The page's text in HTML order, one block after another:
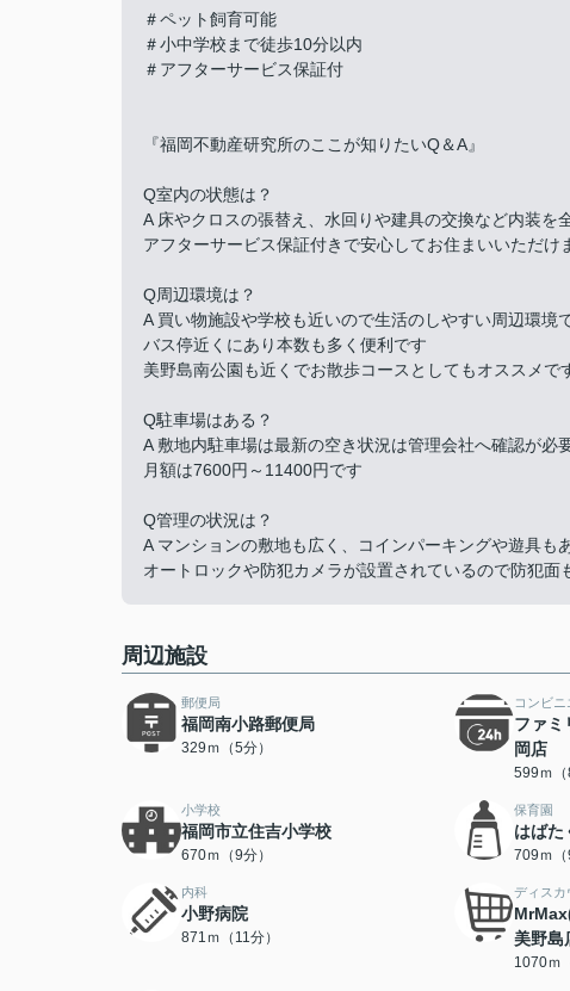
＃ペット飼育可能
＃小中学校まで徒歩10分以内
＃アフターサービス保証付
『福岡不動産研究所のここが知りたいQ＆A』
Q室内の状態は？
A 床やクロスの張替え、水回りや建具の交換など内装を
アフターサービス保証付きで安心してお住まいいただけ
Q周辺環境は？
A 買い物施設や学校も近いので生活のしやすい周辺環境
バス停近くにあり本数も多く便利です
美野島南公園も近くでお散歩コースとしてもオススメで
Q駐車場はある？
A 敷地内駐車場は最新の空き状況は管理会社へ確認が必
月額は7600円～11400円です
Q管理の状況は？
A マンションの敷地も広く、コインパーキングや遊具も
オートロックや防犯カメラが設置されているので防犯面
周辺施設
郵便局
福岡南小路郵便局
329ｍ（5分）
コンビ
ファミ
岡店
599ｍ（
小学校
福岡市立住吉小学校
670ｍ（9分）
保育園
はばた
709ｍ（
内科
小野病院
871ｍ（11分）
ディスカ
美野島
1070ｍ